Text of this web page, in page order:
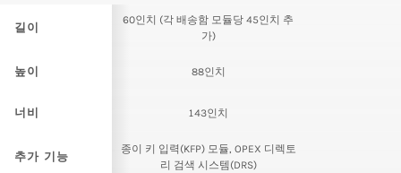
길이
60인치 (각 배송함 모듈당 45인치 추
가)
높이 88인치
너비 143인치
추가 기능
종이 키 입력(KFP) 모듈, OPEX 디렉토
리 검색 시스템(DRS)